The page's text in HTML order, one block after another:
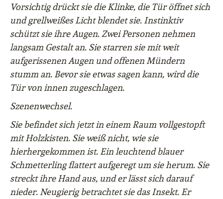
Vorsichtig drückt sie die Klinke, die Tür öffnet sich
und grellweißes Licht blendet sie. Instinktiv
schützt sie ihre Augen. Zwei Personen nehmen
langsam Gestalt an. Sie starren sie mit weit
aufgerissenen Augen und offenen Mündern
stumm an. Bevor sie etwas sagen kann, wird die
Tür von innen zugeschlagen.
Szenenwechsel.
Sie befindet sich jetzt in einem Raum vollgestopft
mit Holzkisten. Sie weiß nicht, wie sie
hierhergekommen ist. Ein leuchtend blauer
Schmetterling flattert aufgeregt um sie herum. Sie
streckt ihre Hand aus, und er lässt sich darauf
nieder. Neugierig betrachtet sie das Insekt. Er